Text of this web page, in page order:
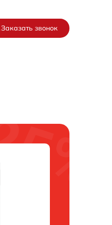
Заказать звонок